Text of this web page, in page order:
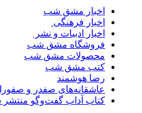
اخبار مشق شب
اخبار فرهنگی
اخبار ادبیات و نشر
فروشگاه مشق شب
محصولات مشق شب
کتب مشق شب
رضا هوشمند
عاشقانه‌های صفدر و
کتاب آداب گفت‌و‌گو منتشر